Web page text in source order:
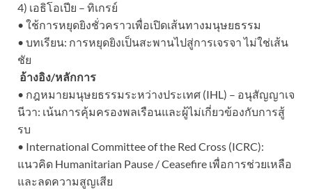
4) เอธิโอเปีย – ทิเกรย์
• ใช้การหยุดยิงชั่วคราวเพื่อเปิดเส้นทางมนุษยธรรม
• บทเรียน: การหยุดยิงเป็นสะพานไปสู่การเจรจา ไม่ใช่เส้น
ชัย
อ้างอิง/หลักการ
• กฎหมายมนุษยธรรมระหว่างประเทศ (IHL) – อนุสัญญาเจ
นีวา: เน้นการคุ้มครองพลเรือนและผู้ไม่เกี่ยวข้องกับการสู้
รบ
• International Committee of the Red Cross (ICRC):
แนวคิด Humanitarian Pause / Ceasefire เพื่อการช่วยเหลือ
และลดความสูญเสีย